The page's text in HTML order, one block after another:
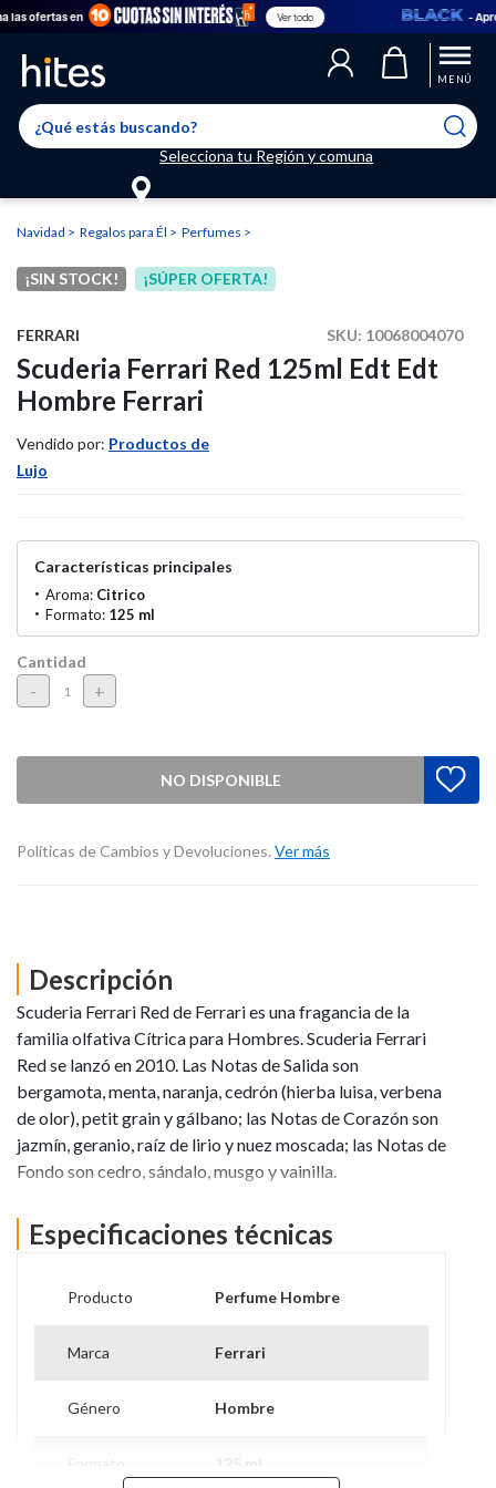
ofertas en Ver todo -
MENÚ
Selecciona tu Región y comuna
El producto ha sido eliminado correctamente
El producto ha sido agregado a tu lista de favoritos correctamente
Llegaste al límite de productos favoritos permitidos, para agregar
uno nuevo ingresa a “Mi cuenta” y elimina los que ya no necesitas.
Navidad Regalos para Él Perfumes
¡SIN STOCK! ¡SÚPER OFERTA!
SKU: 10068004070
FERRARI
Scuderia Ferrari Red 125ml Edt Edt
Hombre Ferrari
Vendido por: Productos de
Lujo
Características principales
Aroma: Citrico
Formato: 125 ml
Cantidad
- +
NO DISPONIBLE
Políticas de Cambios y Devoluciones. Ver más
Descripción
Scuderia Ferrari Red de Ferrari es una fragancia de la
familia olfativa Cítrica para Hombres. Scuderia Ferrari
Red se lanzó en 2010. Las Notas de Salida son
bergamota, menta, naranja, cedrón (hierba luisa, verbena
de olor), petit grain y gálbano; las Notas de Corazón son
jazmín, geranio, raíz de lirio y nuez moscada; las Notas de
Fondo son cedro, sándalo, musgo y vainilla.
Ver más información
Especificaciones técnicas
Producto Perfume Hombre
Marca Ferrari
Género Hombre